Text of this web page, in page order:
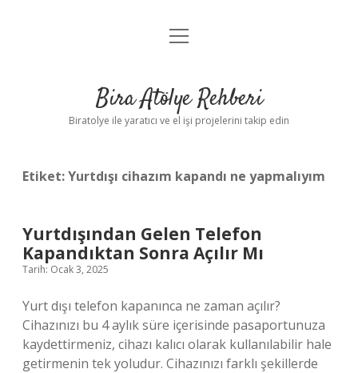
Anasayfa
Yasal Uyarı
menüyü
Bira Atölye Rehberi
Biratolye ile yaratıcı ve el işi projelerini takip edin
Etiket:Yurtdışı cihazım kapandı ne yapmalıyım
Yurtdışından Gelen Telefon
Kapandıktan Sonra Açılır Mı
Tarih: Ocak 3, 2025
Yurt dışı telefon kapanınca ne zaman açılır?
Cihazınızı bu 4 aylık süre içerisinde pasaportunuza
kaydettirmeniz, cihazı kalıcı olarak kullanılabilir hale
getirmenin tek yoludur. Cihazınızı farklı şekillerde